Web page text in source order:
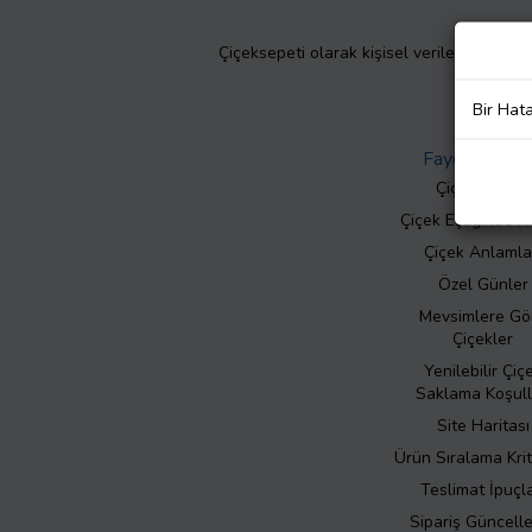
Çiçeksepeti olarak kişisel verilerinizin
Faydalı Bilgiler
Çiçek Bakımı
Çiçek Eşliğinde
Çiçek
Özel Günler
Mevsimlere
Çiçekler
Yenilebilir
Saklama
Site Haritası
Ürün Sıralama
Teslimat
Sipariş
Bir